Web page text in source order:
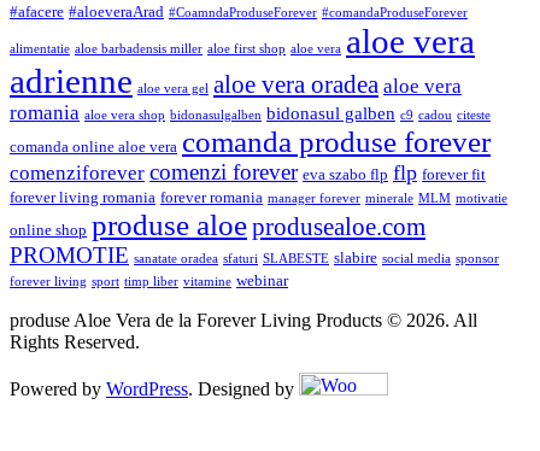
#afacere #aloeveraArad #CoamndaProduseForever #comandaProduseForever
alimentatie aloe barbadensis miller aloe first shop aloe vera aloe vera
adrienne aloe vera gel aloe vera oradea aloe vera
romania aloe vera shop bidonasulgalben bidonasul galben c9 cadou citeste
comanda online aloe vera comanda produse forever
comenziforever comenzi forever eva szabo flp flp forever fit
forever living romania forever romania manager forever minerale MLM motivatie
online shop produse aloeprodusealoe.com
PROMOTIE sanatate oradea sfaturi SLABESTE slabire social media sponsor
forever living sport timp liber vitamine webinar
produse Aloe Vera de la Forever Living Products © 2026. All
Rights Reserved.
Powered by WordPress. Designed by